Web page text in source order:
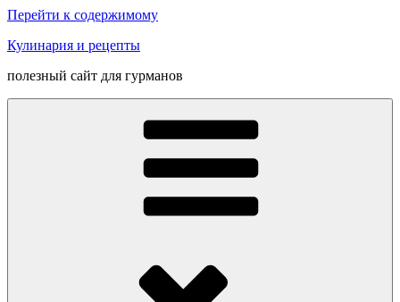
Перейти к содержимому
Кулинария и рецепты
полезный сайт для гурманов